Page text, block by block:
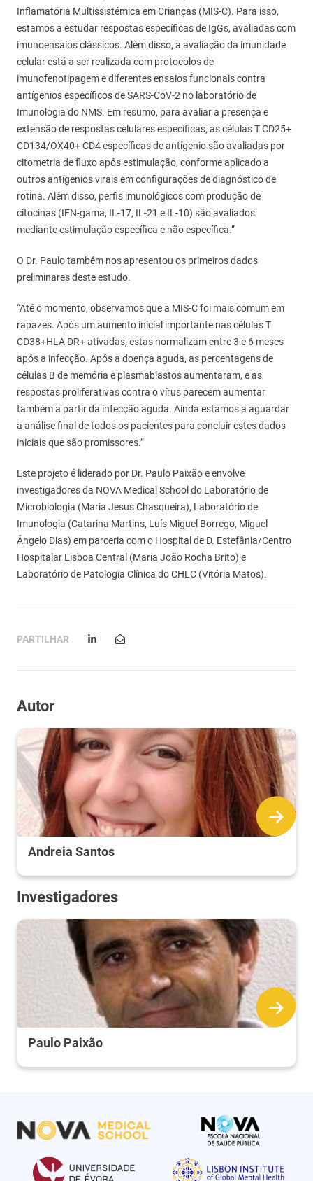
Inflamatória Multissistémica em Crianças (MIS-C). Para isso,
estamos a estudar respostas específicas de IgGs, avaliadas com
imunoensaios clássicos. Além disso, a avaliação da imunidade
celular está a ser realizada com protocolos de
imunofenotipagem e diferentes ensaios funcionais contra
antígenios específicos de SARS-CoV-2 no laboratório de
Imunologia do NMS. Em resumo, para avaliar a presença e
extensão de respostas celulares específicas, as células T CD25+
CD134/OX40+ CD4 específicas de antígenio são avaliadas por
citometria de fluxo após estimulação, conforme aplicado a
outros antígenios virais em configurações de diagnóstico de
rotina. Além disso, perfis imunológicos com produção de
citocinas (IFN-gama, IL-17, IL-21 e IL-10) são avaliados
mediante estimulação específica e não específica.”
O Dr. Paulo também nos apresentou os primeiros dados
preliminares deste estudo.
“Até o momento, observamos que a MIS-C foi mais comum em
rapazes. Após um aumento inicial importante nas células T
CD38+HLA DR+ ativadas, estas normalizam entre 3 e 6 meses
após a infecção. Após a doença aguda, as percentagens de
células B de memória e plasmablastos aumentaram, e as
respostas proliferativas contra o vírus parecem aumentar
também a partir da infecção aguda. Ainda estamos a aguardar
a análise final de todos os pacientes para concluir estes dados
iniciais que são promissores.”
Este projeto é liderado por Dr. Paulo Paixão e envolve
investigadores da NOVA Medical School do Laboratório de
Microbiologia (Maria Jesus Chasqueira), Laboratório de
Imunologia (Catarina Martins, Luís Miguel Borrego, Miguel
Ângelo Dias) em parceria com o Hospital de D. Estefânia/Centro
Hospitalar Lisboa Central (Maria João Rocha Brito) e
Laboratório de Patologia Clínica do CHLC (Vitória Matos).
PARTILHAR
Autor
Andreia Santos
Investigadores
Paulo Paixão